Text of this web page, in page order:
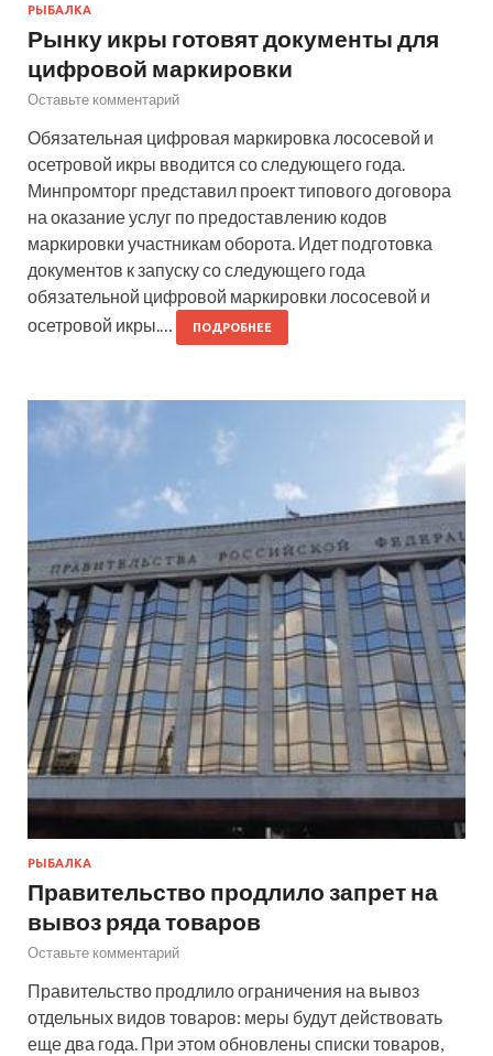
РЫБАЛКА
Рынку икры готовят документы для
цифровой маркировки
Оставьте комментарий
Обязательная цифровая маркировка лососевой и
осетровой икры вводится со следующего года.
Минпромторг представил проект типового договора
на оказание услуг по предоставлению кодов
маркировки участникам оборота. Идет подготовка
документов к запуску со следующего года
обязательной цифровой маркировки лососевой и
осетровой икры.…
ПОДРОБНЕЕ
РЫБАЛКА
Правительство продлило запрет на
вывоз ряда товаров
Оставьте комментарий
Правительство продлило ограничения на вывоз
отдельных видов товаров: меры будут действовать
еще два года. При этом обновлены списки товаров,